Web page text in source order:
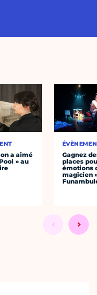
on a aimé
» au
Gagnez
places
émotions
magicien